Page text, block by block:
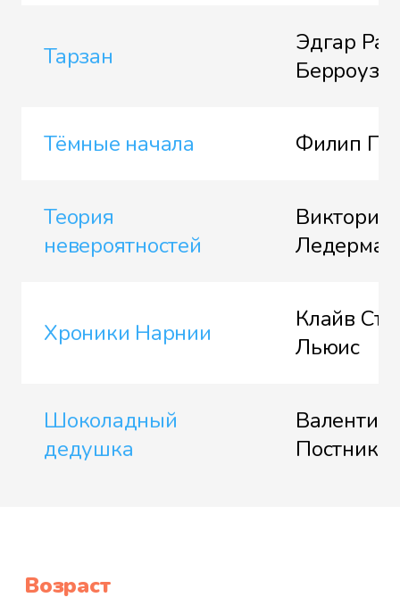
Тарзан
Эдгар
Берроуз
Тёмные начала Филип
Теория
невероятностей
Виктория
Ледерман
Хроники Нарнии
Клайв
Льюис
Шоколадный
дедушка
Валентин
Постников
Возраст